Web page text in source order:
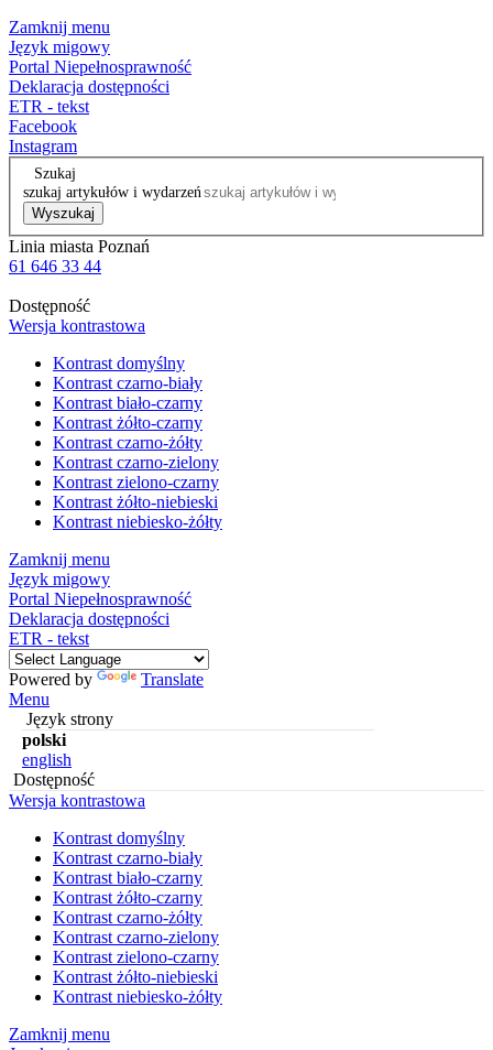
Zamknij menu
Język migowy
Portal Niepełnosprawność
Deklaracja dostępności
ETR - tekst
Facebook
Instagram
Szukaj
szukaj artykułów i wydarzeń
Wyszukaj
Linia miasta Poznań
61 646 33 44
Dostępność
Wersja kontrastowa
Kontrast domyślny
Kontrast czarno-biały
Kontrast biało-czarny
Kontrast żółto-czarny
Kontrast czarno-żółty
Kontrast czarno-zielony
Kontrast zielono-czarny
Kontrast żółto-niebieski
Kontrast niebiesko-żółty
Zamknij menu
Język migowy
Portal Niepełnosprawność
Deklaracja dostępności
ETR - tekst
Powered by
Translate
Menu
Język strony
polski
english
Dostępność
Wersja kontrastowa
Kontrast domyślny
Kontrast czarno-biały
Kontrast biało-czarny
Kontrast żółto-czarny
Kontrast czarno-żółty
Kontrast czarno-zielony
Kontrast zielono-czarny
Kontrast żółto-niebieski
Kontrast niebiesko-żółty
Zamknij menu